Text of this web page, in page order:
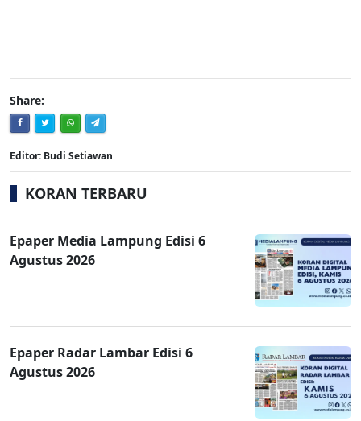
Share:
Editor: Budi Setiawan
KORAN TERBARU
Epaper Media Lampung Edisi 6
Agustus 2026
Epaper Radar Lambar Edisi 6
Agustus 2026